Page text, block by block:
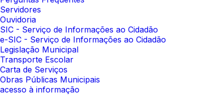
Servidores
Ouvidoria
SIC - Serviço de Informações ao Cidadão
e-SIC - Serviço de Informações ao Cidadão
Legislação Municipal
Transporte Escolar
Carta de Serviços
Obras Públicas Municipais
acesso à informação